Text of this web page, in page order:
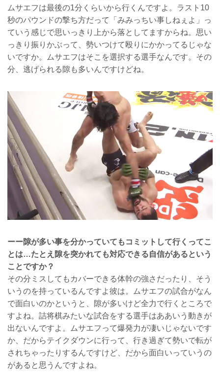
ムサエフは最後の1分くらいから行くんですよ。ラスト10
秒のパウンドの撃ち方だって「みみっちい事しねぇよ」っ
ていう感じで思いっきり上から落としてますからね。思い
っきり振りかぶって、勢いつけて殴りにかかってるじゃな
いですか。ムサエフはそこを選択する選手なんです。その
分、逃げられる隙も多いんですけどね。
ーー隙が多い事を分かっていてもコミットして行くってこ
とは…たとえ隙を突かれても対応できる自信があるという
ことですか？
その分ミスしてもカバーできる体幹の強さだったり、そう
いうのを持っているんですよ彼は。ムサエフの試合がなん
で面白いのかというと、隙が多いけど全力で行くところで
すよね。詰将棋みたいな試合をする選手はああいう動きが
出ないんですよ。ムサエフって爆発力が凄いじゃないです
か、だからテイクダウンに行って、行き過ぎて勢いで転が
されちゃったりするんですけど、だから面白いっていうの
があると思うんですよね。